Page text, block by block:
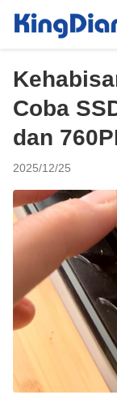
Coba
dan
2025/12/25